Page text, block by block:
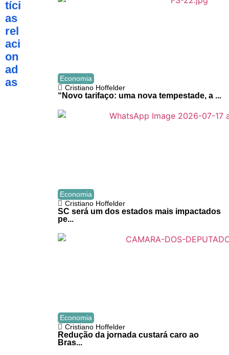
tíci
as
rel
aci
on
ad
as
Economia
Cristiano Hoffelder
“Novo tarifaço: uma nova tempestade, a ...
Economia
Cristiano Hoffelder
SC será um dos estados mais impactados
pe...
Economia
Cristiano Hoffelder
Redução da jornada custará caro ao
Bras...